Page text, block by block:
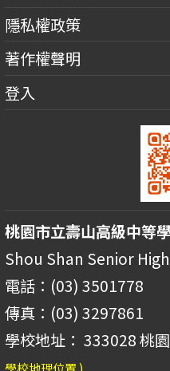
隱私權政策
著作權聲明
登入
桃園市立壽山高級中等
Shou Shan Senior
電話：(03) 3501778
傳真：(03) 3297861
學校地址： 333028 桃